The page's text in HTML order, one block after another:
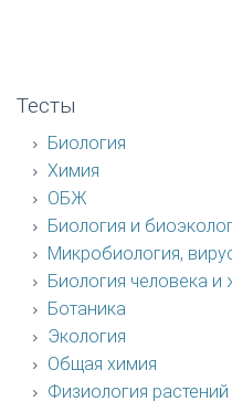
Тесты
Биология
Химия
ОБЖ
Биология и
Микробиология,
Биология человека и
Ботаника
Экология
Общая химия
Физиология растений